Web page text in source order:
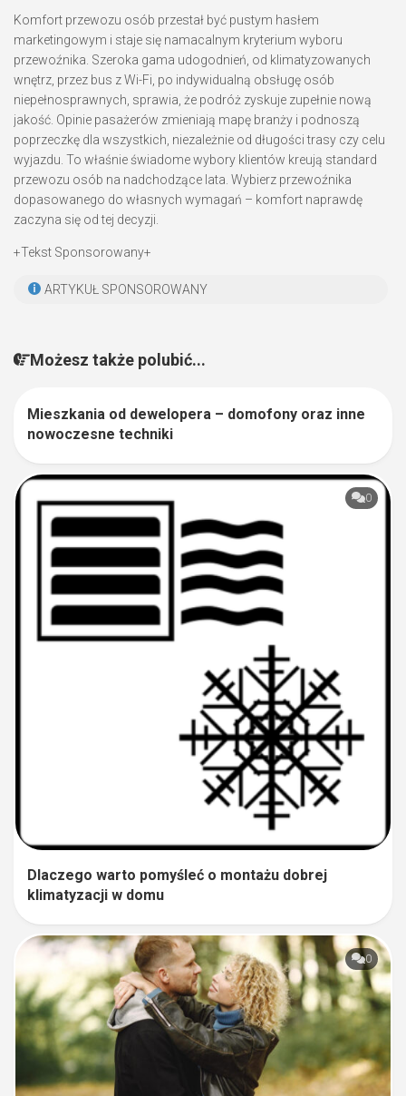
Komfort przewozu osób przestał być pustym hasłem
marketingowym i staje się namacalnym kryterium wyboru
przewoźnika. Szeroka gama udogodnień, od klimatyzowanych
wnętrz, przez bus z Wi-Fi, po indywidualną obsługę osób
niepełnosprawnych, sprawia, że podróż zyskuje zupełnie nową
jakość. Opinie pasażerów zmieniają mapę branży i podnoszą
poprzeczkę dla wszystkich, niezależnie od długości trasy czy celu
wyjazdu. To właśnie świadome wybory klientów kreują standard
przewozu osób na nadchodzące lata. Wybierz przewoźnika
dopasowanego do własnych wymagań – komfort naprawdę
zaczyna się od tej decyzji.
+Tekst Sponsorowany+
ARTYKUŁ SPONSOROWANY
Możesz także polubić...
Mieszkania od dewelopera – domofony oraz inne
nowoczesne techniki
0
Dlaczego warto pomyśleć o montażu dobrej
klimatyzacji w domu
0